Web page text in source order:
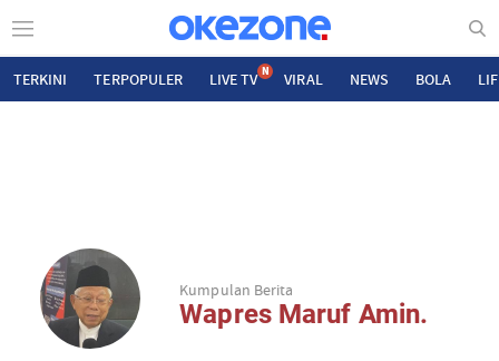
TERKINI TERPOPULER LIVE TV N VIRAL NEWS BOLA
Kumpulan Berita
Wapres Maruf Amin.